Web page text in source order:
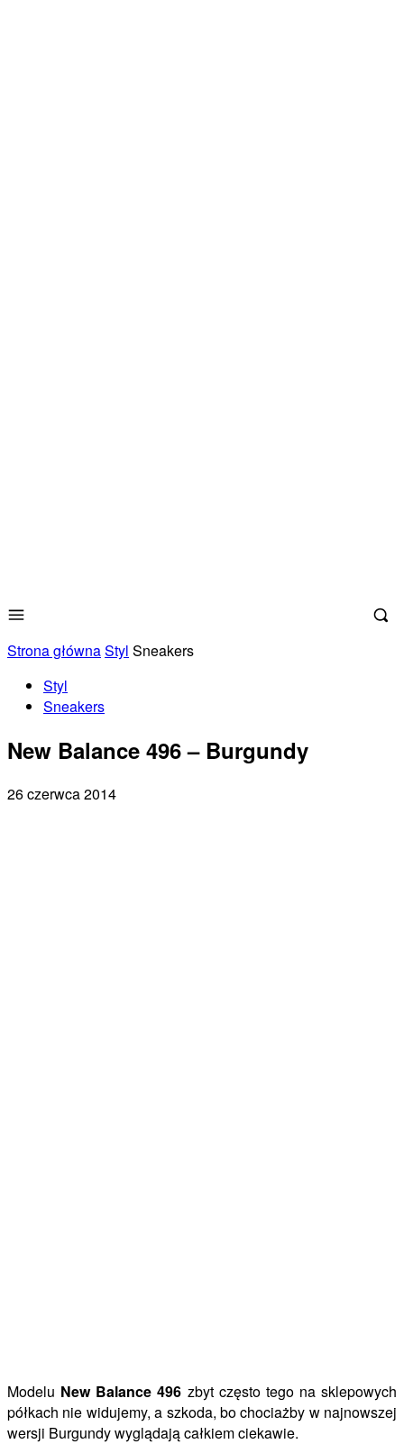
Strona głównaStyl Sneakers
Styl
Sneakers
New Balance 496 – Burgundy
26 czerwca 2014
Modelu New Balance 496 zbyt często tego na sklepowych
półkach nie widujemy, a szkoda, bo chociażby w najnowszej
wersji Burgundy wyglądają całkiem ciekawie.